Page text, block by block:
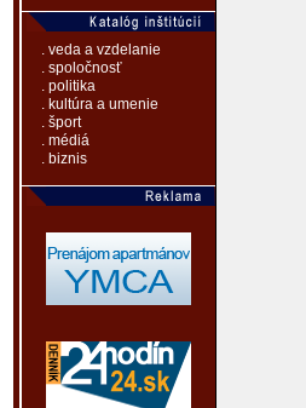
. veda a vzdelanie
. spoločnosť
. politika
. kultúra a umenie
. šport
. médiá
. biznis